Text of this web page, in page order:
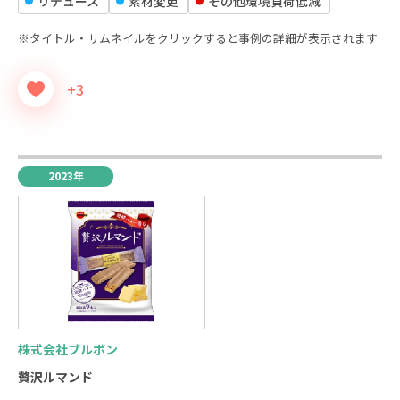
※タイトル・サムネイルをクリックすると事例の詳細が表示されます
+3
2023年
株式会社ブルボン
贅沢ルマンド